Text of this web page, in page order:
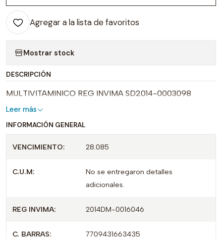
Agregar a la lista de favoritos
Mostrar stock
DESCRIPCIÓN
MULTIVITAMINICO REG INVIMA SD2014-0003098
Leer más
INFORMACIÓN GENERAL
VENCIMIENTO: 28.085
C.U.M:
No se entregaron detalles
adicionales.
REG INVIMA: 2014DM-0016046
C. BARRAS: 7709431663435